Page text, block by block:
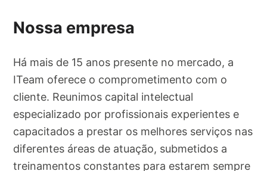
Nossa empresa
Há mais de 15 anos presente no mercado, a
ITeam oferece o comprometimento com o
cliente. Reunimos capital intelectual
especializado por profissionais experientes e
capacitados a prestar os melhores serviços nas
diferentes áreas de atuação, submetidos a
treinamentos constantes para estarem sempre